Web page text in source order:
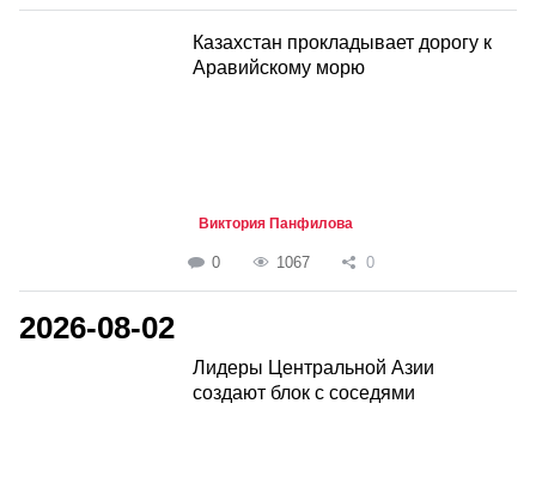
Казахстан прокладывает дорогу к
Аравийскому морю
Виктория Панфилова
0 1067 0
2026-08-02
Лидеры Центральной Азии
создают блок с соседями